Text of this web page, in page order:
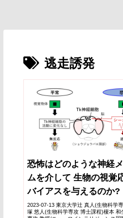
逃走誘発
恐怖はどのような神経
ムを介して 生物の視覚
バイアスを与えるのか?
2023-07-13 東京大学辻 真人(生物科学
塚 悠人(生物科学専攻 博士課程)榎本 和